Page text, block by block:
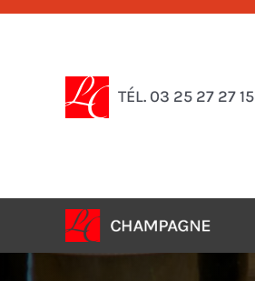
TÉL. 03 25 27 27 15